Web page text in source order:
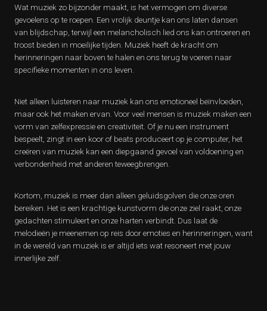
Wat muziek zo bijzonder maakt, is het vermogen om diverse
gevoelens op te roepen. Een vrolijk deuntje kan ons laten dansen
van blijdschap, terwijl een melancholisch lied ons kan ontroeren en
troost bieden in moeilijke tijden. Muziek heeft de kracht om
herinneringen naar boven te halen en ons terug te voeren naar
specifieke momenten in ons leven.
Niet alleen luisteren naar muziek kan ons emotioneel beïnvloeden,
maar ook het maken ervan. Voor veel mensen is muziek maken een
vorm van zelfexpressie en creativiteit. Of je nu een instrument
bespeelt, zingt in een koor of beats produceert op je computer, het
creëren van muziek kan een diepgaand gevoel van voldoening en
verbondenheid met anderen teweegbrengen.
Kortom, muziek is meer dan alleen geluidsgolven die onze oren
bereiken. Het is een krachtige kunstvorm die onze ziel raakt, onze
gedachten stimuleert en onze harten verbindt. Dus laat de
melodieën je meenemen op reis door emoties en herinneringen, want
in de wereld van muziek is er altijd iets wat resoneert met jouw
innerlijke zelf.